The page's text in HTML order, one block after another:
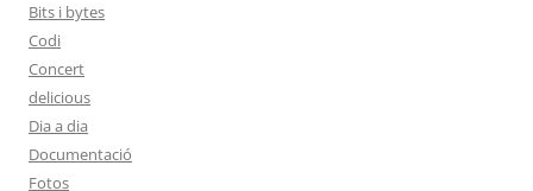
Bits i bytes
Codi
Concert
delicious
Dia a dia
Documentació
Fotos